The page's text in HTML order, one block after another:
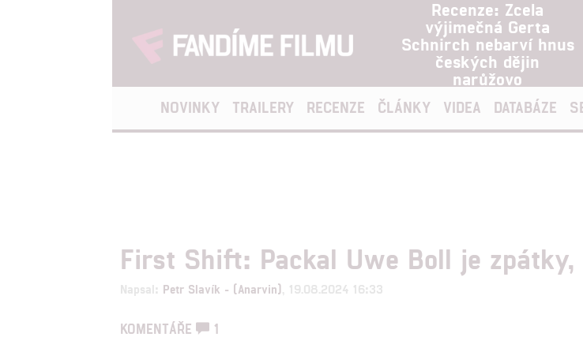
Recenze: Zcela
výjimečná Gerta
Schnirch nebarví hnus
českých dějin
narůžovo
NOVINKY TRAILERY RECENZE ČLÁNKY VIDEA DATABÁZE
First Shift: Packal Uwe Boll je
Napsal: Petr Slavík - (Anarvin) , 19.08.2024 16:33
KOMENTÁŘE
1